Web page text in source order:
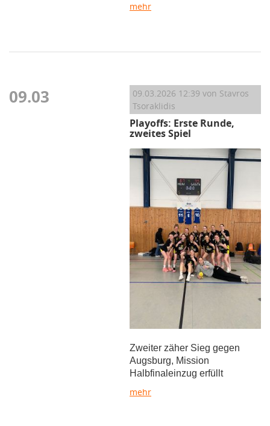
mehr
09.03 09.03.2026 12:39 von Stavros
Tsoraklidis
Playoffs: Erste Runde,
zweites Spiel
Zweiter zäher Sieg gegen
Augsburg, Mission
Halbfinaleinzug erfüllt
mehr